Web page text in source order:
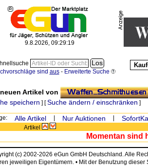
9.8.2026, 09:29:19
sind aus- Erweiterte Suche
Artikel von
speichern ] [Suche ändern / einschränken ]
Alle Artikel Nur Auktionen
Artikel
Momentan sind
(c) 2002-2026 eGun GmbH Deutschland. Alle
jeweiligen Eigentümern. • Mit der Benutzung